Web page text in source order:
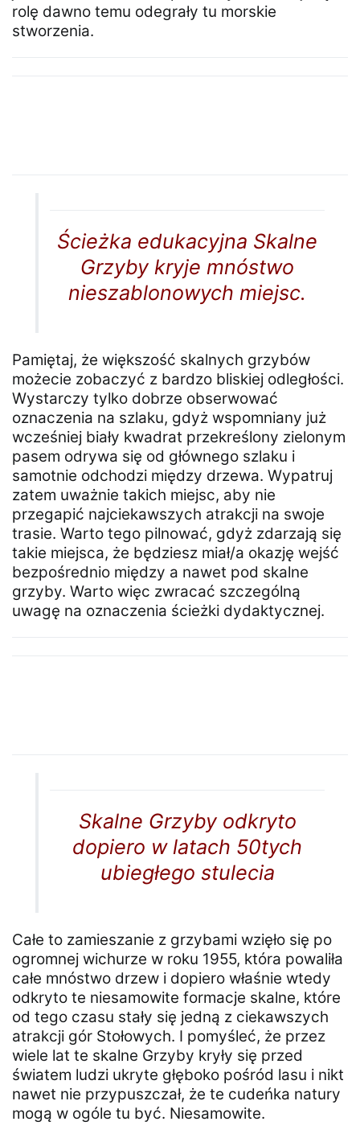
rolę dawno temu odegrały tu morskie
stworzenia.
Ścieżka edukacyjna Skalne
Grzyby kryje mnóstwo
nieszablonowych miejsc.
Pamiętaj, że większość skalnych grzybów
możecie zobaczyć z bardzo bliskiej odległości.
Wystarczy tylko dobrze obserwować
oznaczenia na szlaku, gdyż wspomniany już
wcześniej biały kwadrat przekreślony zielonym
pasem odrywa się od głównego szlaku i
samotnie odchodzi między drzewa. Wypatruj
zatem uważnie takich miejsc, aby nie
przegapić najciekawszych atrakcji na swoje
trasie. Warto tego pilnować, gdyż zdarzają się
takie miejsca, że będziesz miał/a okazję wejść
bezpośrednio między a nawet pod skalne
grzyby. Warto więc zwracać szczególną
uwagę na oznaczenia ścieżki dydaktycznej.
Skalne Grzyby odkryto
dopiero w latach 50tych
ubiegłego stulecia
Całe to zamieszanie z grzybami wzięło się po
ogromnej wichurze w roku 1955, która powaliła
całe mnóstwo drzew i dopiero właśnie wtedy
odkryto te niesamowite formacje skalne, które
od tego czasu stały się jedną z ciekawszych
atrakcji gór Stołowych. I pomyśleć, że przez
wiele lat te skalne Grzyby kryły się przed
światem ludzi ukryte głęboko pośród lasu i nikt
nawet nie przypuszczał, że te cudeńka natury
mogą w ogóle tu być. Niesamowite.